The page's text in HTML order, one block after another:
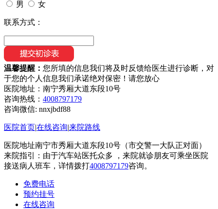
男 女
联系方式：
温馨提醒： 您所填的信息我们将及时反馈给医生进行诊断，对
于您的个人信息我们承诺绝对保密！请您放心
医院地址：南宁秀厢大道东段10号
咨询热线： 4008797179
咨询微信: nnxjbdf88
医院首页|在线咨询|来院路线
医院地址南宁市秀厢大道东段10号（市交警一大队正对面）
来院指引：由于汽车站医托众多 ，来院就诊朋友可乘坐医院
接送病人班车，详情拨打4008797179咨询。
免费电话
预约挂号
在线咨询